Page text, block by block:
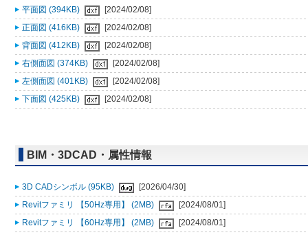
平面図 (394KB)
[2024/02/08]
正面図 (416KB)
[2024/02/08]
背面図 (412KB)
[2024/02/08]
右側面図 (374KB)
[2024/02/08]
左側面図 (401KB)
[2024/02/08]
下面図 (425KB)
[2024/02/08]
BIM・3DCAD・属性情報
3D CADシンボル (95KB)
[2026/04/30]
Revitファミリ 【50Hz専用】 (2MB)
[2024/08/01]
Revitファミリ 【60Hz専用】 (2MB)
[2024/08/01]